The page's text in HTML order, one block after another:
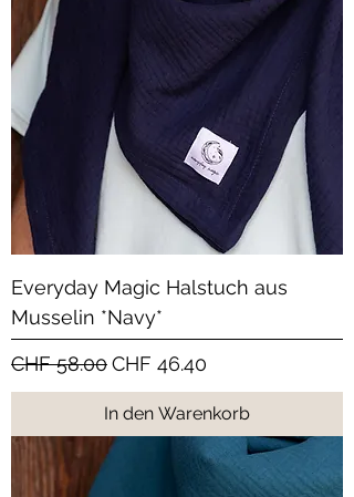
Everyday Magic Halstuch aus
Musselin *Navy*
Standardpreis
CHF 58.00Sale-Preis
CHF 46.40
In den Warenkorb